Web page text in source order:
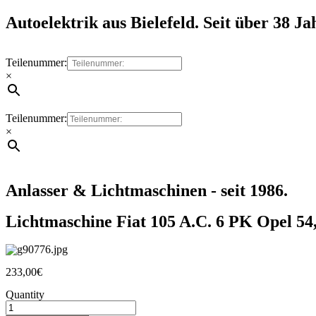
Autoelektrik aus Bielefeld. Seit über 38
Teilenummer:
×
Teilenummer:
×
Anlasser & Lichtmaschinen - seit 1986.
Lichtmaschine Fiat 105 A.C. 6 PK Opel
233,00€
Quantity
Lichtmaschine